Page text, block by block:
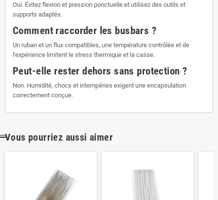
Oui. Évitez flexion et pression ponctuelle et utilisez des outils et
supports adaptés.
Comment raccorder les busbars ?
Un ruban et un flux compatibles, une température contrôlée et de
l'expérience limitent le stress thermique et la casse.
Peut-elle rester dehors sans protection ?
Non. Humidité, chocs et intempéries exigent une encapsulation
correctement conçue.
Vous pourriez aussi aimer